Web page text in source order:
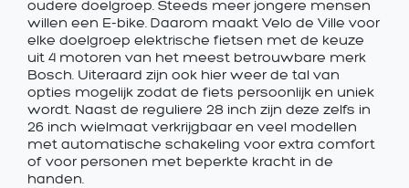
oudere doelgroep. Steeds meer jongere mensen
willen een E-bike. Daarom maakt Velo de Ville voor
elke doelgroep elektrische fietsen met de keuze
uit 4 motoren van het meest betrouwbare merk
Bosch. Uiteraard zijn ook hier weer de tal van
opties mogelijk zodat de fiets persoonlijk en uniek
wordt. Naast de reguliere 28 inch zijn deze zelfs in
26 inch wielmaat verkrijgbaar en veel modellen
met automatische schakeling voor extra comfort
of voor personen met beperkte kracht in de
handen.